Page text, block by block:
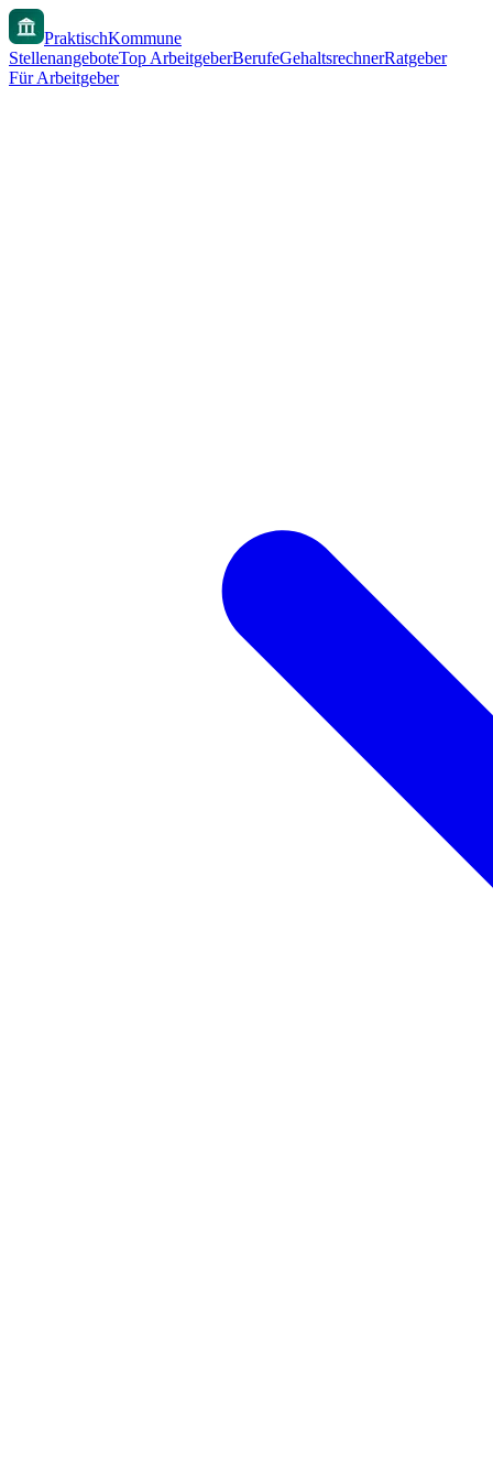
PraktischKommune
StellenangeboteTop ArbeitgeberBerufeGehaltsrechnerRatgeber
Für Arbeitgeber